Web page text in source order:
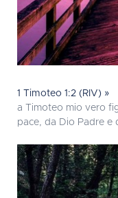
1 Timoteo 1:2 (RIV) »
a Timoteo mio vero
pace, da Dio Padre e